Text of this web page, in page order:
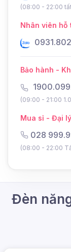
(08:00 - 22:00
Nhân viên hỗ
Bảo hành -
(09:00 - 21:00
Mua sỉ - Đại lý
028
(08:00 - 22:00
Đèn